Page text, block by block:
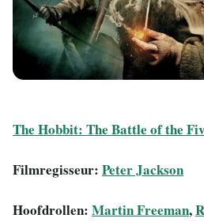
The Hobbit: The Battle of the
Filmregisseur: Peter Jackson
Hoofdrollen: Martin Freeman,